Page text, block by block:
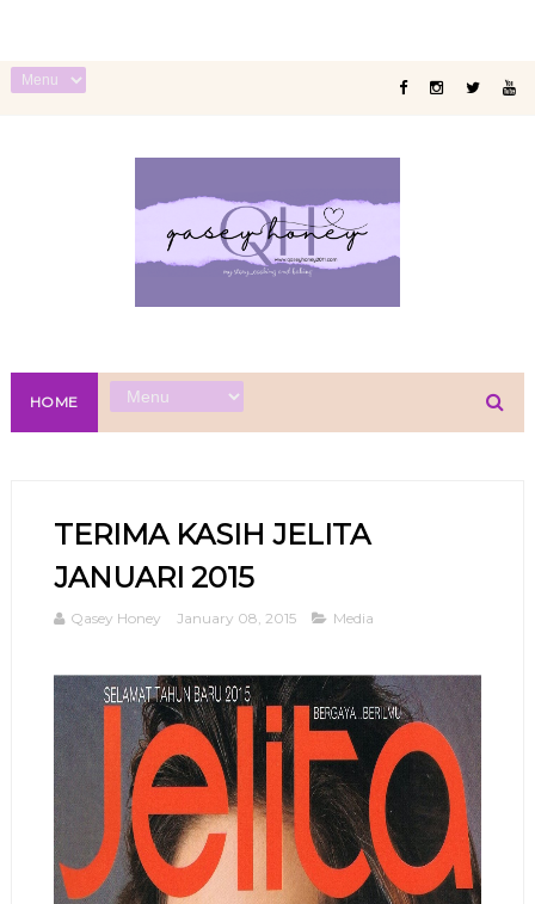
HOME
TERIMA KASIH JELITA
JANUARI 2015
Qasey Honey January 08, 2015 Media